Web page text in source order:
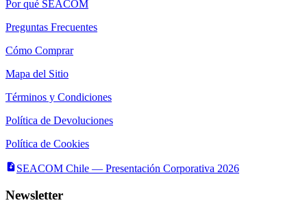
Por qué SEACOM
Preguntas Frecuentes
Cómo Comprar
Mapa del Sitio
Términos y Condiciones
Política de Devoluciones
Política de Cookies
SEACOM Chile — Presentación Corporativa 2026
Newsletter